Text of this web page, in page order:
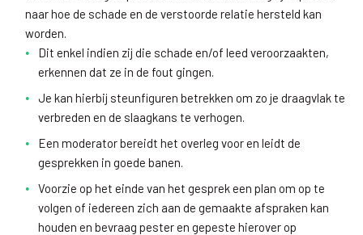
naar hoe de schade en de verstoorde relatie hersteld kan
worden.
Dit enkel indien zij die schade en/of leed veroorzaakten,
erkennen dat ze in de fout gingen.
Je kan hierbij steunfiguren betrekken om zo je draagvlak te
verbreden en de slaagkans te verhogen.
Een moderator bereidt het overleg voor en leidt de
gesprekken in goede banen.
Voorzie op het einde van het gesprek een plan om op te
volgen of iedereen zich aan de gemaakte afspraken kan
houden en bevraag pester en gepeste hierover op